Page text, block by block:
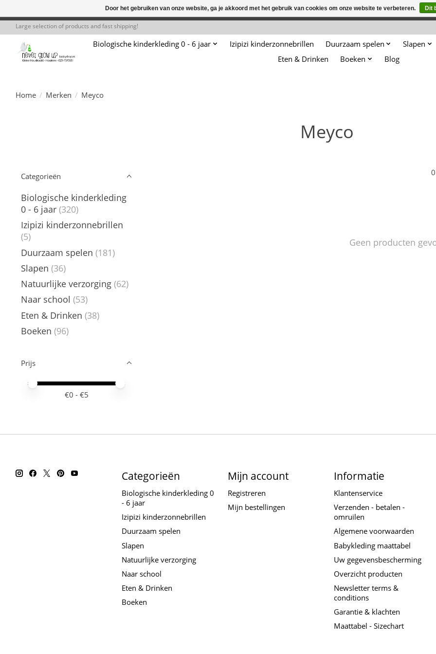
Large selection of products and fast shipping!
Biologische kinderkleding 0 - 6 jaar Izipizi kinderzonnebrillen Duurzaam spelen Slapen
Eten & Drinken
Boeken Blog
Home / Merken / Meyco
Meyco
Categorieën
Biologische kinderkleding
0 - 6 jaar (320)
Izipizi kinderzonnebrillen
(5)
Duurzaam spelen (181)
Slapen (36)
Natuurlijke verzorging (62)
Naar school (53)
Eten & Drinken (38)
Boeken (96)
Prijs
Minimale prijswaarde
Price maximum value
€0 - €5
Geen producten
Categorieën
Biologische kinderkleding 0
- 6 jaar
Izipizi kinderzonnebrillen
Duurzaam spelen
Slapen
Natuurlijke verzorging
Naar school
Eten & Drinken
Boeken
Mijn account
Registreren
Mijn bestellingen
Informatie
Klantenservice
Verzenden - betalen -
omruilen
Algemene voorwaarden
Babykleding maattabel
Uw gegevensbescherming
Overzicht producten
Newsletter terms &
conditions
Garantie & klachten
Maattabel - Sizechart
Door het gebruiken van onze website, ga je akkoord met het gebruik van cookies om onze website te verbeteren. Dit
← Keer terug naar de backofficeDeze winkel is in aanbouw. Eventueel geplaatste orders zullen niet